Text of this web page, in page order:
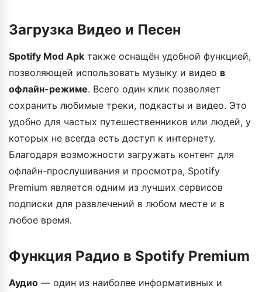
Загрузка Видео и Песен
Spotify Mod Apk также оснащён удобной функцией,
позволяющей использовать музыку и видео в
офлайн-режиме. Всего один клик позволяет
сохранить любимые треки, подкасты и видео. Это
удобно для частых путешественников или людей, у
которых не всегда есть доступ к интернету.
Благодаря возможности загружать контент для
офлайн-прослушивания и просмотра, Spotify
Premium является одним из лучших сервисов
подписки для развлечений в любом месте и в
любое время.
Функция Радио в Spotify Premium
Аудио — один из наиболее информативных и